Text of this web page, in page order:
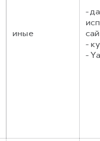
иные
-
-
-